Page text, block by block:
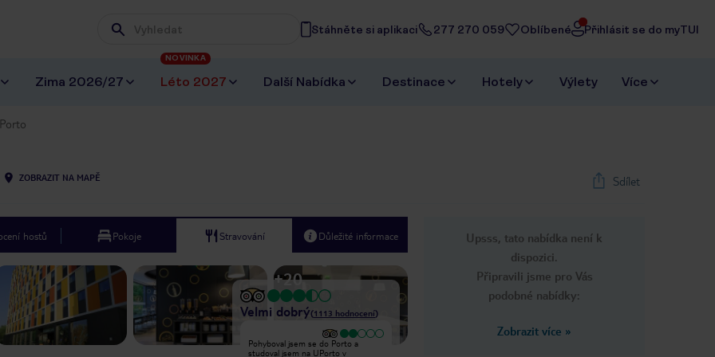
Wpisz frazę, której szukasz
Stáhněte si aplikaci 277 270 059 Oblíbené Přihlásit se do myTUI
Zima 2026/27 Léto 2027
NOVINKA
Další Nabídka Destinace Hotely Výlety Více
ZOBRAZIT NA MAPĚ Sdílet
Upsss, tato nabídka není k
dispozici.
Připravili jsme pro Vás
podobné nabídky:
Zobrazit více »
hostů Pokoje Stravování Důležité informace
Next slide
1/ 26
+20
Velmi dobrý(1113 hodnocení)
Vyjímečný
Pěkný a komfortní hotel,
Pohyboval jsem se do Porto a
studoval jsem na UPorto v
Velmi dobrý